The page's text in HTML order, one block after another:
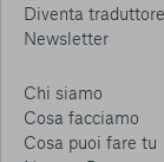
Diventa
Newsletter
Chi siamo
Cosa facciamo
Cosa puoi fare tu